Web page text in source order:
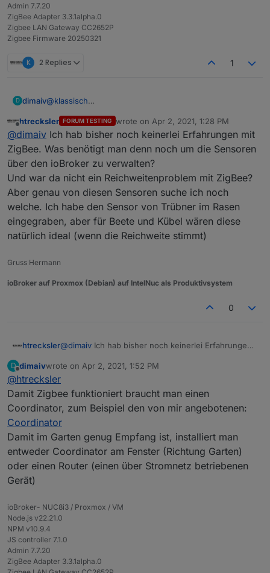
Los lassen und sofort Batterie raus.
Pairing auf dem Coordinator starten und erst
danach die Batterie einlegen.
Admin 7.7.20
ZigBee Adapter 3.3.1alpha.0
Zigbee LAN Gateway CC2652P
Zigbee Firmware 20250321
K 2 Replies 1
D dimaiv@klassisch
springt die Anzeige von 0% auf 6%, und mit 3 Tropfen
auf 15-20%. Aber es ist ein batteriebetriebene Sensor,
ohne die Firmware anzupassen, wird es nur 2 mal pro
Stunde gemessen und übertragen.
Offline
htrecksler FORUM TESTING wrote on Apr 2, 2021, 1:28 PM
last edited by
@dimaiv Ich hab bisher noch keinerlei Erfahrungen mit
ZigBee. Was benötigt man denn noch um die Sensoren
über den ioBroker zu verwalten?
Und war da nicht ein Reichweitenproblem mit ZigBee?
Aber genau von diesen Sensoren suche ich noch
welche. Ich habe den Sensor von Trübner im Rasen
eingegraben, aber für Beete und Kübel wären diese
natürlich ideal (wenn die Reichweite stimmt)
Gruss Hermann
ioBroker auf Proxmox (Debian) auf IntelNuc als Produktivsystem
0
htrecksler@dimaiv Ich hab bisher noch keinerlei Erfahrungen
Sensoren über den ioBroker zu verwalten?
Und war da nicht ein Reichweitenproblem mit
ZigBee?
Aber genau von diesen Sensoren suche ich noch
welche. Ich habe den Sensor von Trübner im Rasen
eingegraben, aber für Beete und Kübel wären diese
natürlich ideal (wenn die Reichweite stimmt)
D
Offline
dimaivwrote on Apr 2, 2021, 1:52 PM
last edited by
@htrecksler
Damit Zigbee funktioniert braucht man einen
Coordinator, zum Beispiel den von mir angebotenen:
Coordinator
Damit im Garten genug Empfang ist, installiert man
entweder Coordinator am Fenster (Richtung Garten)
oder einen Router (einen über Stromnetz betriebenen
Gerät)
ioBroker- NUC8i3 / Proxmox / VM
Node.js v22.21.0
NPM v10.9.4
JS controller 7.1.0
Admin 7.7.20
ZigBee Adapter 3.3.1alpha.0